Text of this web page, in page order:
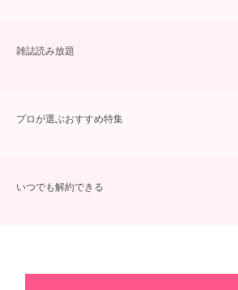
雑誌読み放題
プロが選ぶおすすめ特集
いつでも解約できる